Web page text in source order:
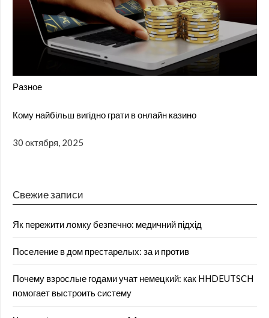
Разное
Кому найбільш вигідно грати в онлайн казино
30 октября, 2025
Свежие записи
Як пережити ломку безпечно: медичний підхід
Поселение в дом престарелых: за и против
Почему взрослые годами учат немецкий: как HHDEUTSCH
помогает выстроить систему